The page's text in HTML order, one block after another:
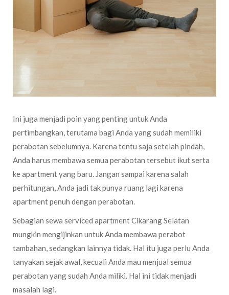
Ini juga menjadi poin yang penting untuk Anda
pertimbangkan, terutama bagi Anda yang sudah memiliki
perabotan sebelumnya. Karena tentu saja setelah pindah,
Anda harus membawa semua perabotan tersebut ikut serta
ke apartment yang baru. Jangan sampai karena salah
perhitungan, Anda jadi tak punya ruang lagi karena
apartment penuh dengan perabotan.
Sebagian sewa serviced apartment Cikarang Selatan
mungkin mengijinkan untuk Anda membawa perabot
tambahan, sedangkan lainnya tidak. Hal itu juga perlu Anda
tanyakan sejak awal, kecuali Anda mau menjual semua
perabotan yang sudah Anda miliki. Hal ini tidak menjadi
masalah lagi.